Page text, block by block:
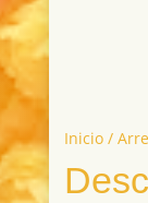
Inicio/